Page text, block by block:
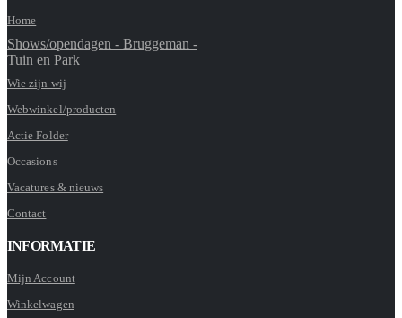
Home
Shows/opendagen - Bruggeman -
Tuin en Park
Wie zijn wij
Webwinkel/producten
Actie Folder
Occasions
Vacatures & nieuws
Contact
INFORMATIE
Mijn Account
Winkelwagen